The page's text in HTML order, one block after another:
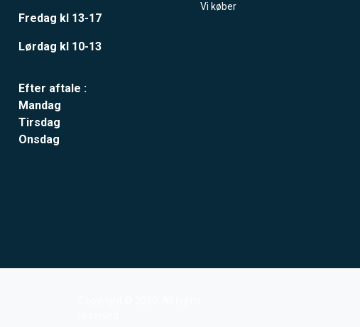
Fredag kl 13-17
Lørdag kl 10-13
Efter aftale :
Mandag
Tirsdag
Onsdag
Vi køber